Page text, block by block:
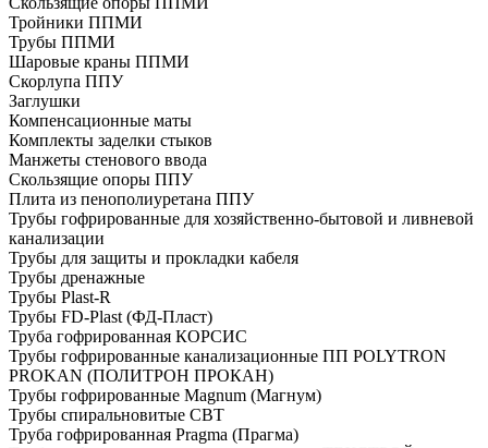
Тройники ППМИ
Трубы ППМИ
Шаровые краны ППМИ
Скорлупа ППУ
Заглушки
Компенсационные маты
Комплекты заделки стыков
Манжеты стенового ввода
Скользящие опоры ППУ
Плита из пенополиуретана ППУ
Трубы гофрированные для хозяйственно-бытовой и ливневой
канализации
Трубы для защиты и прокладки кабеля
Трубы дренажные
Трубы Plast-R
Трубы FD-Plast (ФД-Пласт)
Труба гофрированная КОРСИС
Трубы гофрированные канализационные ПП POLYTRON
PROKAN (ПОЛИТРОН ПРОКАН)
Трубы гофрированные Magnum (Магнум)
Трубы спиральновитые СВТ
Труба гофрированная Pragma (Прагма)